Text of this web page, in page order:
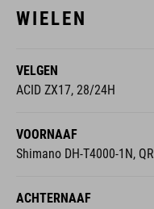
WIELEN
VELGEN
ACID ZX17, 28/24H
VOORNAAF
Shimano DH-T4000-1N, QR
ACHTERNAAF